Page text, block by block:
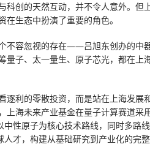
科创的天然互动，并不令人意外。但
生态中扮演了重要的角色。
不容忽视的存在——吕旭东创办的中
量子、太一量生、原子芯光，都在上
逐利的零散投资，而是站在上海发展
上海未来产业基金在量子计算赛道采
中性原子为核心技术路线，同时多路
人才，构建从基础研究到产业化的完